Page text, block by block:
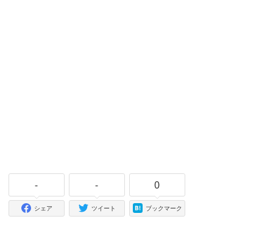
-
シェア
-
ツイート
0
ブックマーク